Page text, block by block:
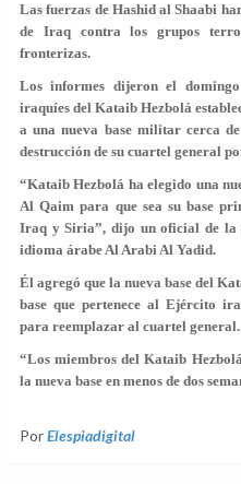
Las fuerzas de Hashid al Shaabi
de Iraq contra los grupos
fronterizas.
Los informes dijeron el
iraquíes del Kataib Hezbolá
a una nueva base militar cerca
destrucción de su cuartel general
“Kataib Hezbolá ha elegido una
Al Qaim para que sea su base
Iraq y Siria”, dijo un oficial de
idioma árabe Al Arabi Al Yadid.
Él agregó que la nueva base del
base que pertenece al Ejército
para reemplazar al cuartel general.
“Los miembros del Kataib
la nueva base en menos de dos
PorElespiadigital